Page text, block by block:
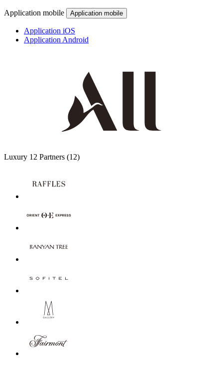
Application mobile Application mobile
Application iOS
Application Android
Luxury 12 Partners (12)